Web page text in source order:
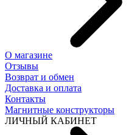
О магазине
Отзывы
Возврат и обмен
Доставка и оплата
Контакты
Магнитные конструкторы
ЛИЧНЫЙ КАБИНЕТ